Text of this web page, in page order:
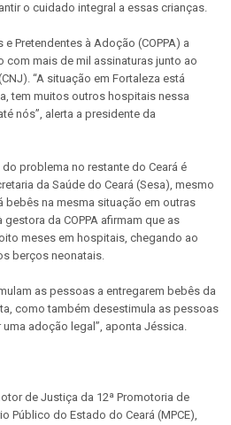
o cuidado integral a essas crianças.
Pretendentes à Adoção (COPPA) a
mais de mil assinaturas junto ao
“A situação em Fortaleza está
tem muitos outros hospitais nessa
nós”, alerta a presidente da
problema no restante do Ceará é
da Saúde do Ceará (Sesa), mesmo
bebês na mesma situação em outras
da COPPA afirmam que as
meses em hospitais, chegando ao
berços neonatais.
as pessoas a entregarem bebês da
como também desestimula as pessoas
adoção legal”, aponta Jéssica.
de Justiça da 12ª Promotoria de
Público do Estado do Ceará (MPCE),